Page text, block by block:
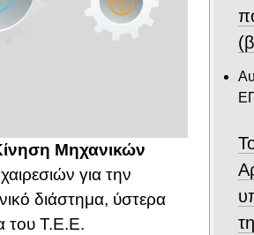
Μηχανικών
για την
διάστημα, ύστερα
του Τ.Ε.Ε.